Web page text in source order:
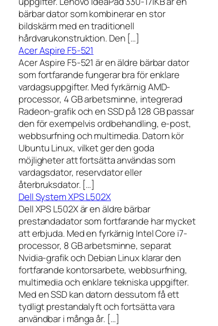
bärbar dator som kombinerar en stor
bildskärm med en traditionell
hårdvarukonstruktion. Den […]
Acer Aspire F5-521
Acer Aspire F5-521 är en äldre bärbar dator
som fortfarande fungerar bra för enklare
vardagsuppgifter. Med fyrkärnig AMD-
processor, 4 GB arbetsminne, integrerad
Radeon-grafik och en SSD på 128 GB passar
den för exempelvis ordbehandling, e-post,
webbsurfning och multimedia. Datorn kör
Ubuntu Linux, vilket ger den goda
möjligheter att fortsätta användas som
vardagsdator, reservdator eller
återbruksdator. […]
Dell System XPS L502X
Dell XPS L502X är en äldre bärbar
prestandadator som fortfarande har mycket
att erbjuda. Med en fyrkärnig Intel Core i7-
processor, 8 GB arbetsminne, separat
Nvidia-grafik och Debian Linux klarar den
fortfarande kontorsarbete, webbsurfning,
multimedia och enklare tekniska uppgifter.
Med en SSD kan datorn dessutom få ett
tydligt prestandalyft och fortsätta vara
användbar i många år. […]